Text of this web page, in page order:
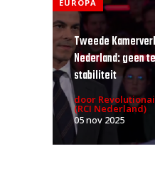
EUROPA
Tweede
Nederland: geen
stabiliteit
door
(RCI Nederland)
05 nov 2025